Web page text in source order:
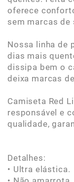
oferece
sem marcas de
Nossa linha de
dias mais
dissipa bem o
deixa marcas
Camiseta Red
responsável e
qualidade,
Detalhes:
• Ultra elástica.